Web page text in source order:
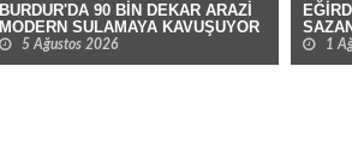
BURDUR'DA 90 BİN DEKAR ARAZİ
MODERN SULAMAYA KAVUŞUYOR
5 Ağustos 2026 1